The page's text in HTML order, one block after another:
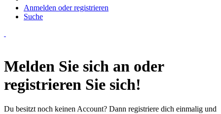
Anmelden oder registrieren
Suche
Melden Sie sich an oder
registrieren Sie sich!
Du besitzt noch keinen Account? Dann registriere dich einmalig und